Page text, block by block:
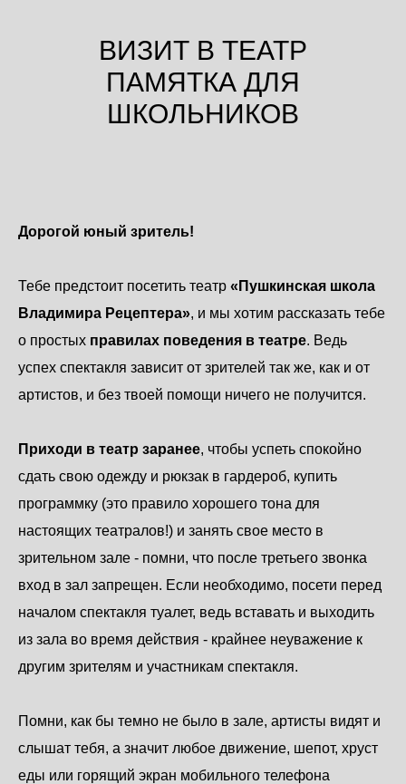
ВИЗИТ В ТЕАТР
ПАМЯТКА ДЛЯ
ШКОЛЬНИКОВ
Дорогой юный зритель!
Тебе предстоит посетить театр «Пушкинская школа
Владимира Рецептера», и мы хотим рассказать тебе
о простых правилах поведения в театре. Ведь
успех спектакля зависит от зрителей так же, как и от
артистов, и без твоей помощи ничего не получится.
Приходи в театр заранее, чтобы успеть спокойно
сдать свою одежду и рюкзак в гардероб, купить
программку (это правило хорошего тона для
настоящих театралов!) и занять свое место в
зрительном зале - помни, что после третьего звонка
вход в зал запрещен. Если необходимо, посети перед
началом спектакля туалет, ведь вставать и выходить
из зала во время действия - крайнее неуважение к
другим зрителям и участникам спектакля.
Помни, как бы темно не было в зале, артисты видят и
слышат тебя, а значит любое движение, шепот, хруст
еды или горящий экран мобильного телефона